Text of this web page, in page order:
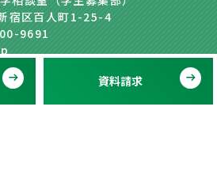
宿区百人町1-25-4
9691
資料請求